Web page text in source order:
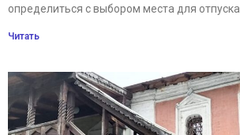
определиться с выбором места для отпуска.
Читать